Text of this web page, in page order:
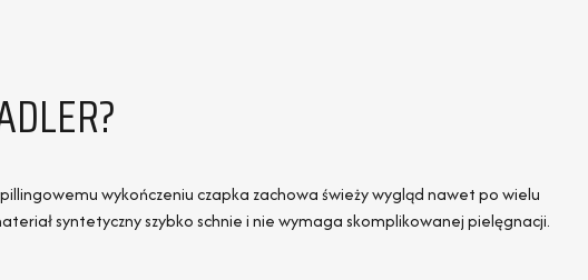
wykończeniu czapka zachowa świeży wygląd nawet po wielu
syntetyczny szybko schnie i nie wymaga skomplikowanej pielęgnacji.